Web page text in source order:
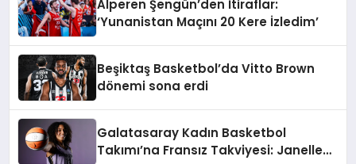
Alperen Şengün’den İtiraflar:
‘Yunanistan Maçını 20 Kere İzledim’
Beşiktaş Basketbol’da Vitto Brown
dönemi sona erdi
Galatasaray Kadın Basketbol
Takımı’na Fransız Takviyesi: Janelle